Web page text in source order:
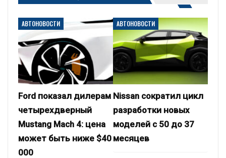
АВТОНОВОСТИ
Ford показал дилерам
четырехдверный
Mustang Mach 4: цена
может быть ниже $40
000
АВТОНОВОСТИ
Nissan сократил цикл
разработки новых
моделей с 50 до 37
месяцев